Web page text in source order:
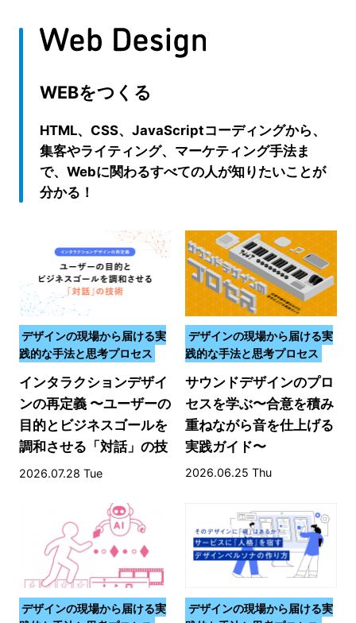
WEBをつくる
HTML、CSS、JavaScriptコーディングから、
集客やライティング、マーケティング手法ま
で、Webに関わるすべての人が知りたいことが
分かる！
デザインの現場から届ける実
践的な手法と思考プロセス
インタラクションデザイ
ンの再定義 〜ユーザーの
目的とビジネスゴールを
調和させる「対話」の技
術〜
2026.07.28 Tue
デザインの現場から届ける実
践的な手法と思考プロセス
サウンドデザインのプロ
セスを学ぶ〜合意を積み
重ねながら音を仕上げる
実践ガイド〜
2026.06.25 Thu
デザインの現場から届ける実
デザインの現場から届ける実